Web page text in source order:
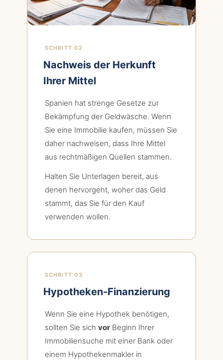
SCHRITT 02
Nachweis der Herkunft
Ihrer Mittel
Spanien hat strenge Gesetze zur
Bekämpfung der Geldwäsche. Wenn
Sie eine Immobilie kaufen, müssen Sie
daher nachweisen, dass Ihre Mittel
aus rechtmäßigen Quellen stammen.
Halten Sie Unterlagen bereit, aus
denen hervorgeht, woher das Geld
stammt, das Sie für den Kauf
verwenden wollen.
SCHRITT 03
Hypotheken-Finanzierung
Wenn Sie eine Hypothek benötigen,
sollten Sie sich vor Beginn Ihrer
Immobiliensuche mit einer Bank oder
einem Hypothekenmakler in